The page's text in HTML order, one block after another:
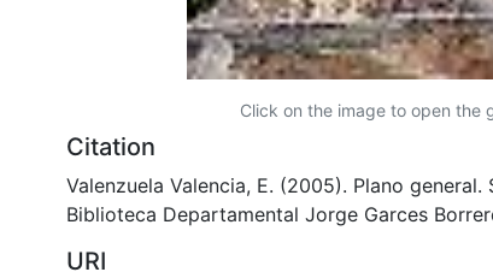
Click on the image to open the
Citation
Valenzuela Valencia, E. (2005). Plano general.
Biblioteca Departamental Jorge Garces
URI